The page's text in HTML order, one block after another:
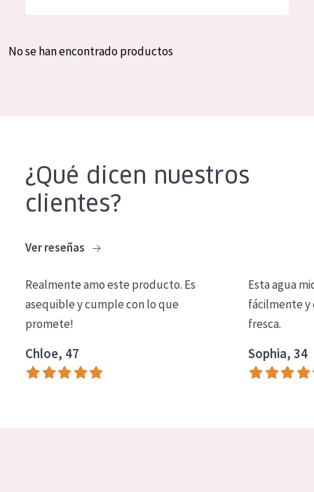
Crema de día
Crema de noche
Limpieza
COLECCIÓN
Essentials
Lift+
Spanish
No se han encontrado productos
¿Qué dicen nuestros
clientes?
Ver reseñas
Realmente amo este producto. Es
asequible y cumple con lo que
promete!
Chloe, 47
Esta agua
fácilmente y
fresca.
Sophia, 34